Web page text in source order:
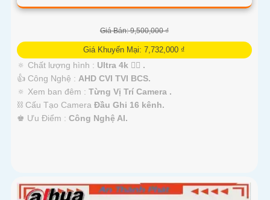
Giá Bán: 9,500,000 ₫
Giá Khuyến Mại: 7,732,000 ₫
🔅 Chất lượng hình : Ultra 4k 👍🏾 .
👍 Công Nghệ : AHD CVI TVI BCS.
🔅 Xem ban đêm : Từng Vị Trí Camera .
⛓ Cấu Tạo Camera Đầu Ghi 16 kênh.
️♚ Ưu Điểm : Công Nghệ AI.